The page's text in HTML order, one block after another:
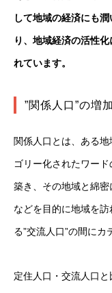
して地域の経済にも
り、地域経済の活性
れています。
”関係人口”の増
関係人口とは、ある
ゴリー化されたワー
築き、その地域と綿密
などを目的に地域を
る”交流人口”の間にカ
定住人口・交流人口